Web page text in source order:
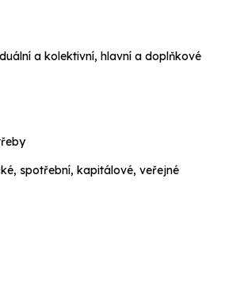
a kolektivní, hlavní a doplňkové
spotřební, kapitálové, veřejné